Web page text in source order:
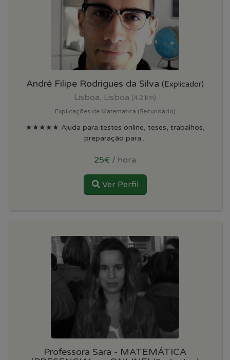
André Filipe Rodrigues da Silva (Explicador)
Lisboa, Lisboa (4.2 km)
Explicações de Matematica (Secundário)
★★★★★ Ajuda para testes online, teses, trabalhos,
preparação para...
25€ / hora
Ver Perfil
Professora Sara - MATEMÁTICA